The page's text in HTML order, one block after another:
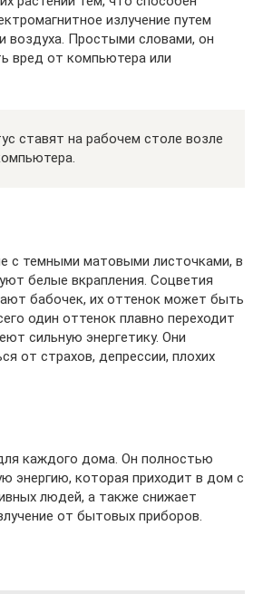
излучение путем
воздуха. Простыми словами, он
вред от компьютера или
ставят на рабочем столе возле
с темными матовыми листочками, в
белые вкрапления. Соцветия
бабочек, их оттенок может быть
один оттенок плавно переходит
сильную энергетику. Они
от страхов, депрессии, плохих
каждого дома. Он полностью
энергию, которая приходит в дом с
людей, а также снижает
от бытовых приборов.